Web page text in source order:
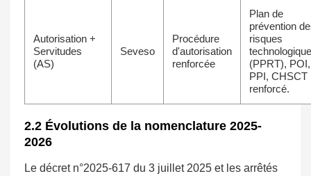
Autorisation +
Servitudes
(AS)
Seveso
Procédure
d'autorisation
renforcée
Plan de
prévention
risques
(PPRT), POI,
PPI, CHSCT
renforcé.
2.2 Évolutions de la nomenclature 2025-
2026
Le décret n°2025-617 du 3 juillet 2025 et les arrêtés